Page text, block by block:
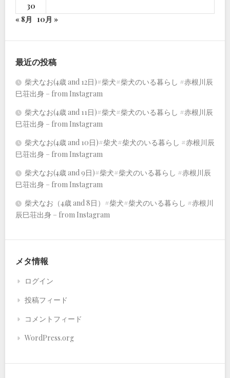
30
« 8月 10月 »
最近の投稿
柴犬なお(4歳 and 12日)#柴犬#柴犬のいる暮らし #赤根川辰
巳荘出身 – from Instagram
柴犬なお(4歳 and 11日)#柴犬#柴犬のいる暮らし #赤根川辰
巳荘出身 – from Instagram
柴犬なお(4歳 and 10日)#柴犬#柴犬のいる暮らし #赤根川辰
巳荘出身 – from Instagram
柴犬なお(4歳 and 9日)#柴犬#柴犬のいる暮らし #赤根川辰
巳荘出身 – from Instagram
柴犬なお（4歳 and 8日）#柴犬#柴犬のいる暮らし #赤根川
辰巳荘出身 – from Instagram
メタ情報
ログイン
投稿フィード
コメントフィード
WordPress.org